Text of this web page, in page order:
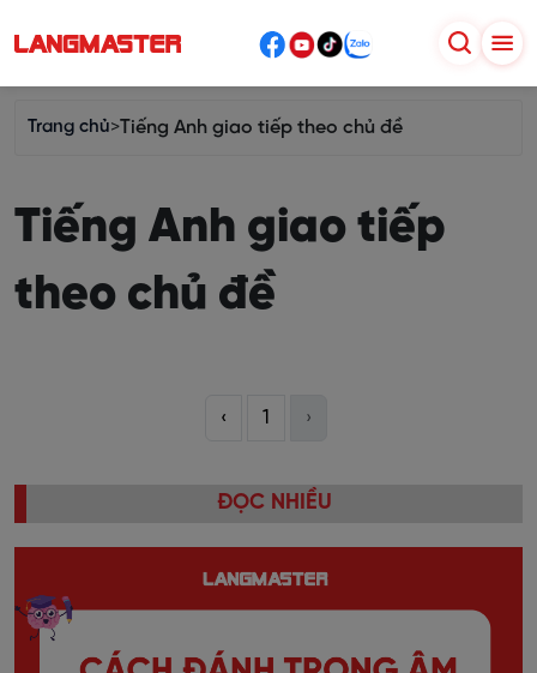
Trang chủ>Tiếng Anh giao tiếp theo chủ đề
Tiếng Anh giao tiếp
theo chủ đề
‹ 1 ›
ĐỌC NHIỀU